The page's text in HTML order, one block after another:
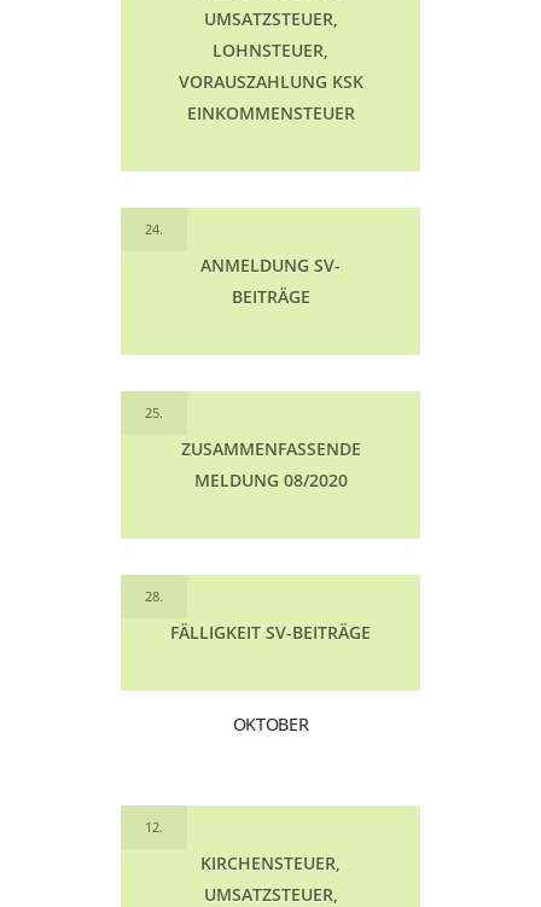
UMSATZSTEUER,
LOHNSTEUER,
VORAUSZAHLUNG KSK
EINKOMMENSTEUER
24.
ANMELDUNG SV-
BEITRÄGE
25.
ZUSAMMENFASSENDE
MELDUNG 08/2020
28.
FÄLLIGKEIT SV-BEITRÄGE
OKTOBER
12.
KIRCHENSTEUER,
UMSATZSTEUER,